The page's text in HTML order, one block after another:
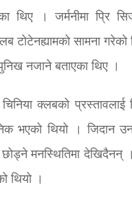
थिए । जर्मनीमा प्रि
टोटेनह्यामको सामना
नजाने बताएका थिए ।
क्लबको
भएको थियो । जिदान
मनस्थितिमा देखिदैनन्
थियो ।